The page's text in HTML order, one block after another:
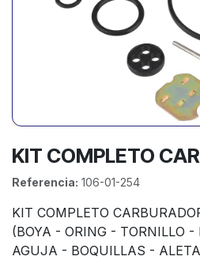
KIT COMPLETO
Referencia: 106-01-254
KIT COMPLETO
(BOYA - ORING - TORNILLO -
AGUJA - BOQUILLAS -